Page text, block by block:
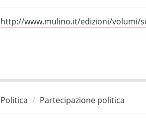
http://www.mulino.it/edizioni/volumi/
Politica Partecipazione politica